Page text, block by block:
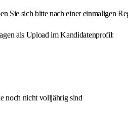
Sie sich bitte nach einer einmaligen
als Upload im Kandidatenprofil:
noch nicht volljährig sind